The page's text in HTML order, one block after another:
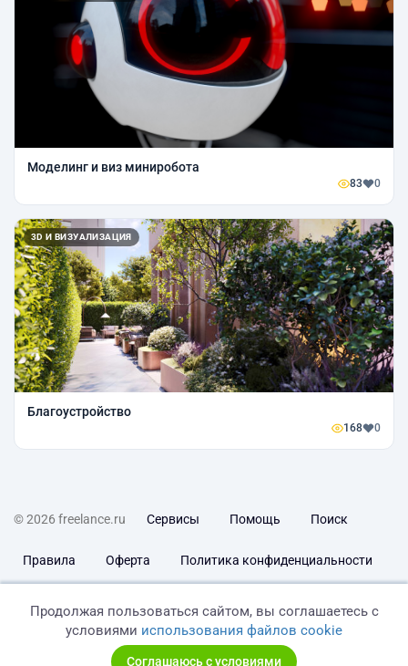
Моделинг и виз миниробота
83 0
3D И ВИЗУАЛИЗАЦИЯ
Благоустройство
168 0
© 2026 freelance.ru Сервисы Помощь Поиск
Правила Оферта Политика конфиденциальности
Продолжая пользоваться сайтом, вы соглашаетесь с
условиями использования файлов cookie
Соглашаюсь с условиями